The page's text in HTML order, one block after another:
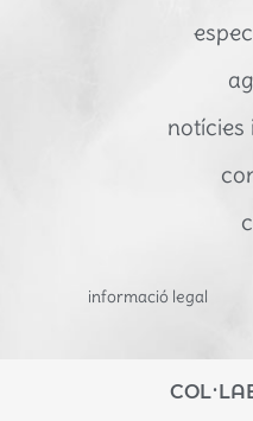
notícies
informació legal